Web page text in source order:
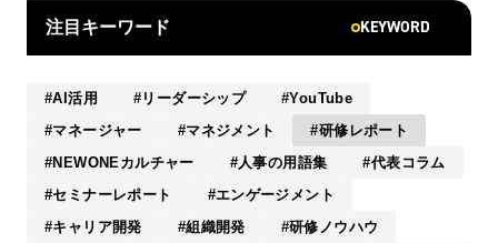
注目キーワード KEYWORD
AI活用 リーダーシップ
YouTube
マネージャー
マネジメント
研修レポート
NEWONEカルチャー
人事の用語集
代表コラム
セミナーレポート
エンゲージメント
キャリア開発
組織開発
研修ノウハウ